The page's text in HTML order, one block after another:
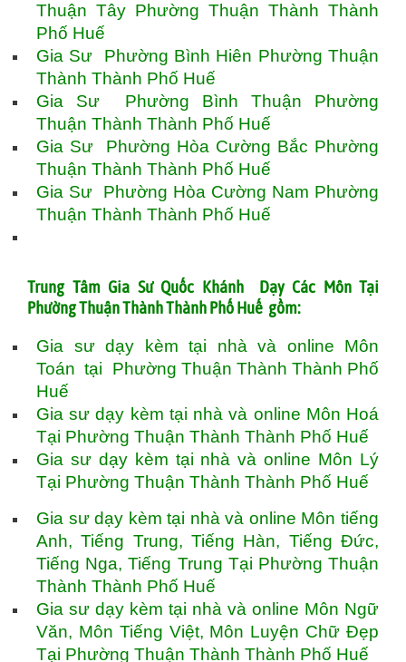
Thuận Tây Phường Thuận Thành Thành
Phố Huế
Gia Sư Phường Bình Hiên Phường Thuận
Thành Thành Phố Huế
Gia Sư Phường Bình Thuận Phường
Thuận Thành Thành Phố Huế
Gia Sư Phường Hòa Cường Bắc Phường
Thuận Thành Thành Phố Huế
Gia Sư Phường Hòa Cường Nam Phường
Thuận Thành Thành Phố Huế
Trung Tâm Gia Sư Quốc Khánh Dạy Các Môn Tại
Phường Thuận Thành Thành Phố Huế gồm:
Gia sư dạy kèm tại nhà và online Môn
Toán tại Phường Thuận Thành Thành Phố
Huế
Gia sư dạy kèm tại nhà và online Môn Hoá
Tại Phường Thuận Thành Thành Phố Huế
Gia sư dạy kèm tại nhà và online Môn Lý
Tại Phường Thuận Thành Thành Phố Huế
Gia sư dạy kèm tại nhà và online Môn tiếng
Anh, Tiếng Trung, Tiếng Hàn, Tiếng Đức,
Tiếng Nga, Tiếng Trung Tại Phường Thuận
Thành Thành Phố Huế
Gia sư dạy kèm tại nhà và online Môn Ngữ
Văn, Môn Tiếng Việt, Môn Luyện Chữ Đẹp
Tại Phường Thuận Thành Thành Phố Huế